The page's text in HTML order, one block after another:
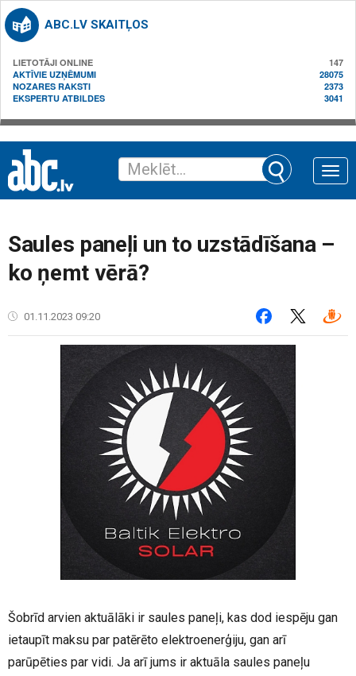
ABC.LV SKAITĻOS
LIETOTĀJI ONLINE
147
AKTĪVIE UZŅĒMUMI
28075
NOZARES RAKSTI
2373
EKSPERTU ATBILDES
3041
Toggle
Saules paneļi un to uzstādīšana –
ko ņemt vērā?
01.11.2023 09:20
Šobrīd arvien aktuālāki ir saules paneļi, kas dod iespēju gan
ietaupīt maksu par patērēto elektroenerģiju, gan arī
parūpēties par vidi. Ja arī jums ir aktuāla saules paneļu